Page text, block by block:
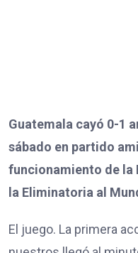
Guatemala cayó 0-1
sábado en partido
funcionamiento de la
la Eliminatoria al
El juego. La primera